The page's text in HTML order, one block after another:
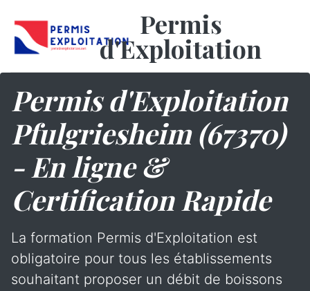
Permis
d'Exploitation
Permis d'Exploitation
Pfulgriesheim (67370)
- En ligne &
Certification Rapide
La formation Permis d'Exploitation est
obligatoire pour tous les établissements
souhaitant proposer un débit de boissons